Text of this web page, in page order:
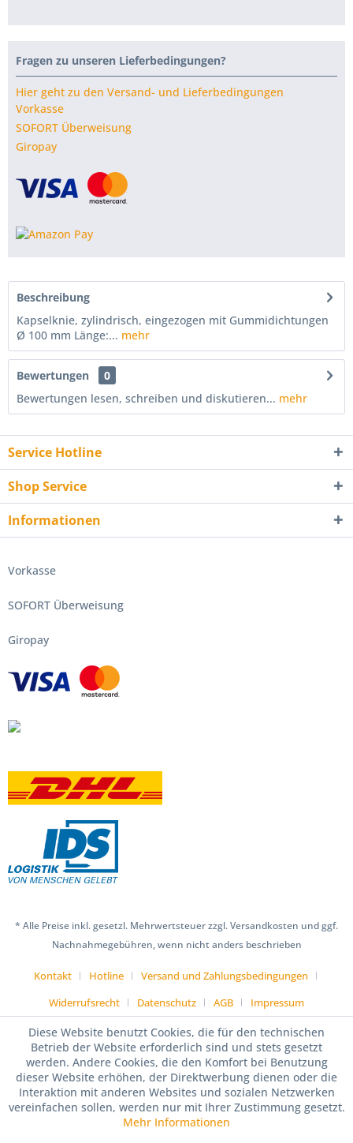
Fragen zu unseren Lieferbedingungen?
Hier geht zu den Versand- und Lieferbedingungen
Vorkasse
SOFORT Überweisung
Giropay
Beschreibung
Kapselknie, zylindrisch, eingezogen mit Gummidichtungen
Ø 100 mm Länge:... mehr
Bewertungen
0
Bewertungen lesen, schreiben und diskutieren... mehr
Service Hotline
Shop Service
Informationen
Vorkasse
SOFORT Überweisung
Giropay
* Alle Preise inkl. gesetzl. Mehrwertsteuer zzgl. Versandkosten und ggf.
Nachnahmegebühren, wenn nicht anders beschrieben
Kontakt Hotline
Versand und Zahlungsbedingungen
Widerrufsrecht
Datenschutz AGB Impressum
Diese Website benutzt Cookies, die für den technischen
Betrieb der Website erforderlich sind und stets gesetzt
werden. Andere Cookies, die den Komfort bei Benutzung
dieser Website erhöhen, der Direktwerbung dienen oder die
Interaktion mit anderen Websites und sozialen Netzwerken
vereinfachen sollen, werden nur mit Ihrer Zustimmung gesetzt.
Mehr Informationen